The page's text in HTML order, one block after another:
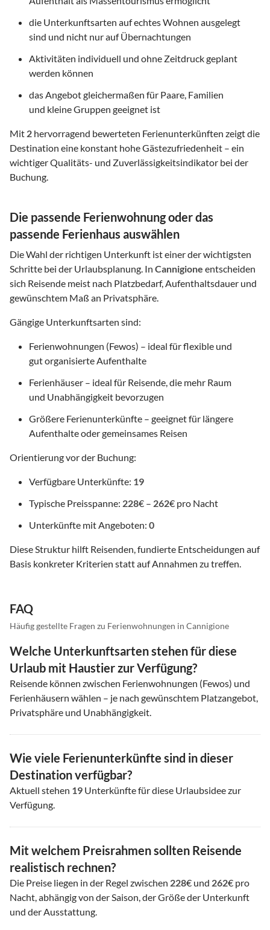
die Unterkunftsarten auf echtes Wohnen ausgelegt
sind und nicht nur auf Übernachtungen
Aktivitäten individuell und ohne Zeitdruck geplant
werden können
das Angebot gleichermaßen für Paare, Familien
und kleine Gruppen geeignet ist
Mit 2 hervorragend bewerteten Ferienunterkünften zeigt die
Destination eine konstant hohe Gästezufriedenheit – ein
wichtiger Qualitäts- und Zuverlässigkeitsindikator bei der
Buchung.
Die passende Ferienwohnung oder das
passende Ferienhaus auswählen
Die Wahl der richtigen Unterkunft ist einer der wichtigsten
Schritte bei der Urlaubsplanung. In Cannigione entscheiden
sich Reisende meist nach Platzbedarf, Aufenthaltsdauer und
gewünschtem Maß an Privatsphäre.
Gängige Unterkunftsarten sind:
Ferienwohnungen (Fewos) – ideal für flexible und
gut organisierte Aufenthalte
Ferienhäuser – ideal für Reisende, die mehr Raum
und Unabhängigkeit bevorzugen
Größere Ferienunterkünfte – geeignet für längere
Aufenthalte oder gemeinsames Reisen
Orientierung vor der Buchung:
Verfügbare Unterkünfte: 19
Typische Preisspanne: 228€ – 262€ pro Nacht
Unterkünfte mit Angeboten: 0
Diese Struktur hilft Reisenden, fundierte Entscheidungen auf
Basis konkreter Kriterien statt auf Annahmen zu treffen.
FAQ
Häufig gestellte Fragen zu Ferienwohnungen in Cannigione
Welche Unterkunftsarten stehen für diese
Urlaub mit Haustier zur Verfügung?
Reisende können zwischen Ferienwohnungen (Fewos) und
Ferienhäusern wählen – je nach gewünschtem Platzangebot,
Privatsphäre und Unabhängigkeit.
Wie viele Ferienunterkünfte sind in dieser
Destination verfügbar?
Aktuell stehen 19 Unterkünfte für diese Urlaubsidee zur
Verfügung.
Mit welchem Preisrahmen sollten Reisende
realistisch rechnen?
Die Preise liegen in der Regel zwischen 228€ und 262€ pro
Nacht, abhängig von der Saison, der Größe der Unterkunft
und der Ausstattung.